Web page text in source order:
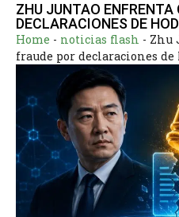
ZHU JUNTAO ENFRENTA
DECLARACIONES DE
Home - noticias flash - Zhu
fraude por declaraciones